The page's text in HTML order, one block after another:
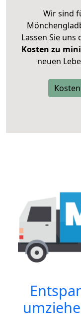
Wir sind
Lassen Sie uns
Kosten zu
neuen